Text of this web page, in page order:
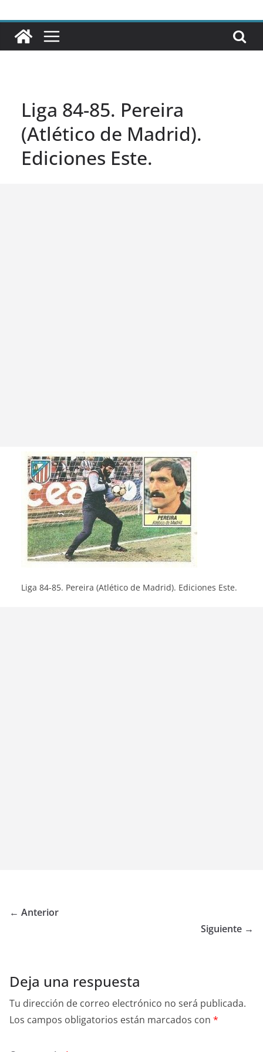
Liga 84-85. Pereira
(Atlético de Madrid).
Ediciones Este.
Liga 84-85. Pereira (Atlético de Madrid). Ediciones Este.
← Anterior
Siguiente →
Deja una respuesta
Tu dirección de correo electrónico no será publicada.
Los campos obligatorios están marcados con *